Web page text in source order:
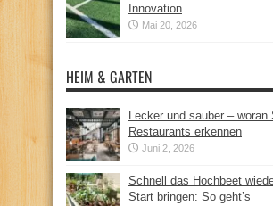
Innovation
Mai 20, 2026
HEIM & GARTEN
Lecker und sauber – woran
Restaurants erkennen
Juni 2, 2026
Schnell das Hochbeet
Start bringen: So geht’s